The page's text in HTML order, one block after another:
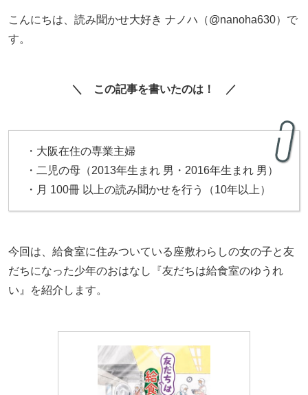
こんにちは、読み聞かせ大好き ナノハ（@nanoha630）で
す。
＼ この記事を書いたのは！ ／
・大阪在住の専業主婦
・二児の母（2013年生まれ 男・2016年生まれ 男）
・月 100冊 以上の読み聞かせを行う（10年以上）
今回は、給食室に住みついている座敷わらしの女の子と友
だちになった少年のおはなし『友だちは給食室のゆうれ
い』を紹介します。